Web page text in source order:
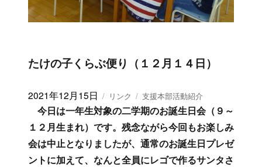
たけの子くらぶ便り（１２月１４日）
投
2021年12月15日
フ
ォ
ー
マ
ッ
ト
リンク
カ
テ
ゴ
リ
ー
支援本部活動紹介
今日は一年生対象の二学期のお誕生日会（９～
１２月生まれ）です。残念ながら今回もお楽しみ
会は中止となりましたが、通常のお誕生日プレゼ
ントに加えて、なんと全員にレゴで作るサンタさ